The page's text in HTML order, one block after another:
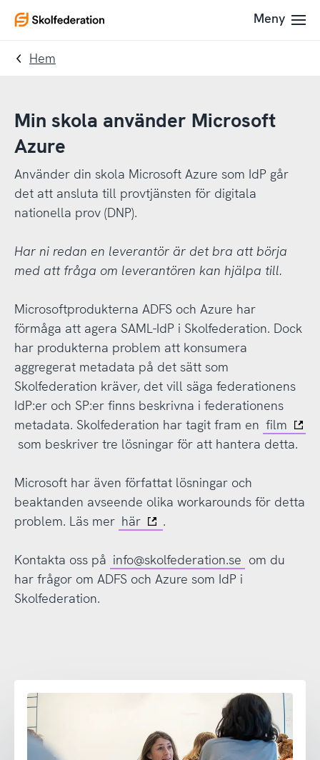
navigering
innehållet
To
Meny
Hem
Min skola använder Microsoft
Azure
Använder din skola Microsoft Azure som IdP går
det att ansluta till provtjänsten för digitala
nationella prov (DNP).
Har ni redan en leverantör är det bra att börja
med att fråga om leverantören kan hjälpa till.
Microsoftprodukterna ADFS och Azure har
förmåga att agera SAML-IdP i Skolfederation. Dock
har produkterna problem att konsumera
aggregerat metadata på det sätt som
Skolfederation kräver, det vill säga federationens
IdP:er och SP:er finns beskrivna i federationens
metadata. Skolfederation har tagit fram en film
som beskriver tre lösningar för att hantera detta.
Microsoft har även författat lösningar och
beaktanden avseende olika workarounds för detta
problem. Läs mer här .
Kontakta oss på info@skolfederation.se om du
har frågor om ADFS och Azure som IdP i
Skolfederation.